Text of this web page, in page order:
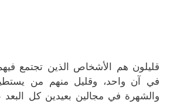
قليلون هم الأشخاص الذين تجتمع
في آن واحد، وقليل منهم من
والشهرة في مجالين بعيدين كل